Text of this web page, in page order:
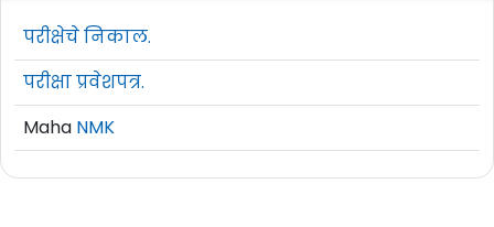
परीक्षेचे निकाल.
परीक्षा प्रवेशपत्र.
Maha NMK